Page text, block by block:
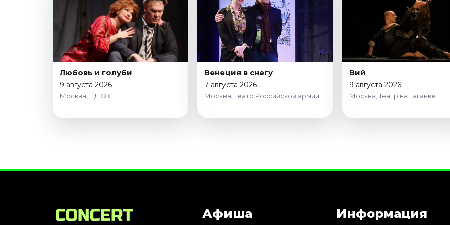
Любовь и голуби
9 августа 2026
Москва, ЦДКЖ
Венеция в снегу
7 августа 2026
Москва, Театр Российской армии
Вий
9 августа 2026
Москва, Театр на Таганке
Афиша Информация